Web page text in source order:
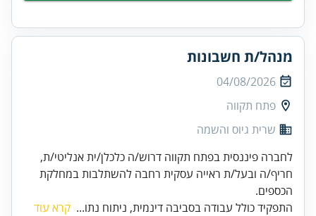
מנהל/ת חשבונות
04/08/2026
פתח תקווה
שרית גיוס והשמה
לחברה פיננסית בפתח תקווה דרוש/ה כלכלן/ית אנליטי/ת,
חריף/ה ובעל/ת ראייה עסקית רחבה להשתלבות במחלקת
הכספים.
התפקיד כולל עבודה בסביבה דינמית, ניתוח נתו... קרא עוד